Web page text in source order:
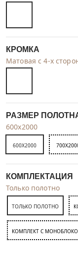
КРОМКА
Матовая с 4-х
РАЗМЕР
600x2000
600X2000
КОМПЛЕКТАЦИЯ
Только полотно
ТОЛЬКО ПОЛОТНО
КОМПЛЕКТ C